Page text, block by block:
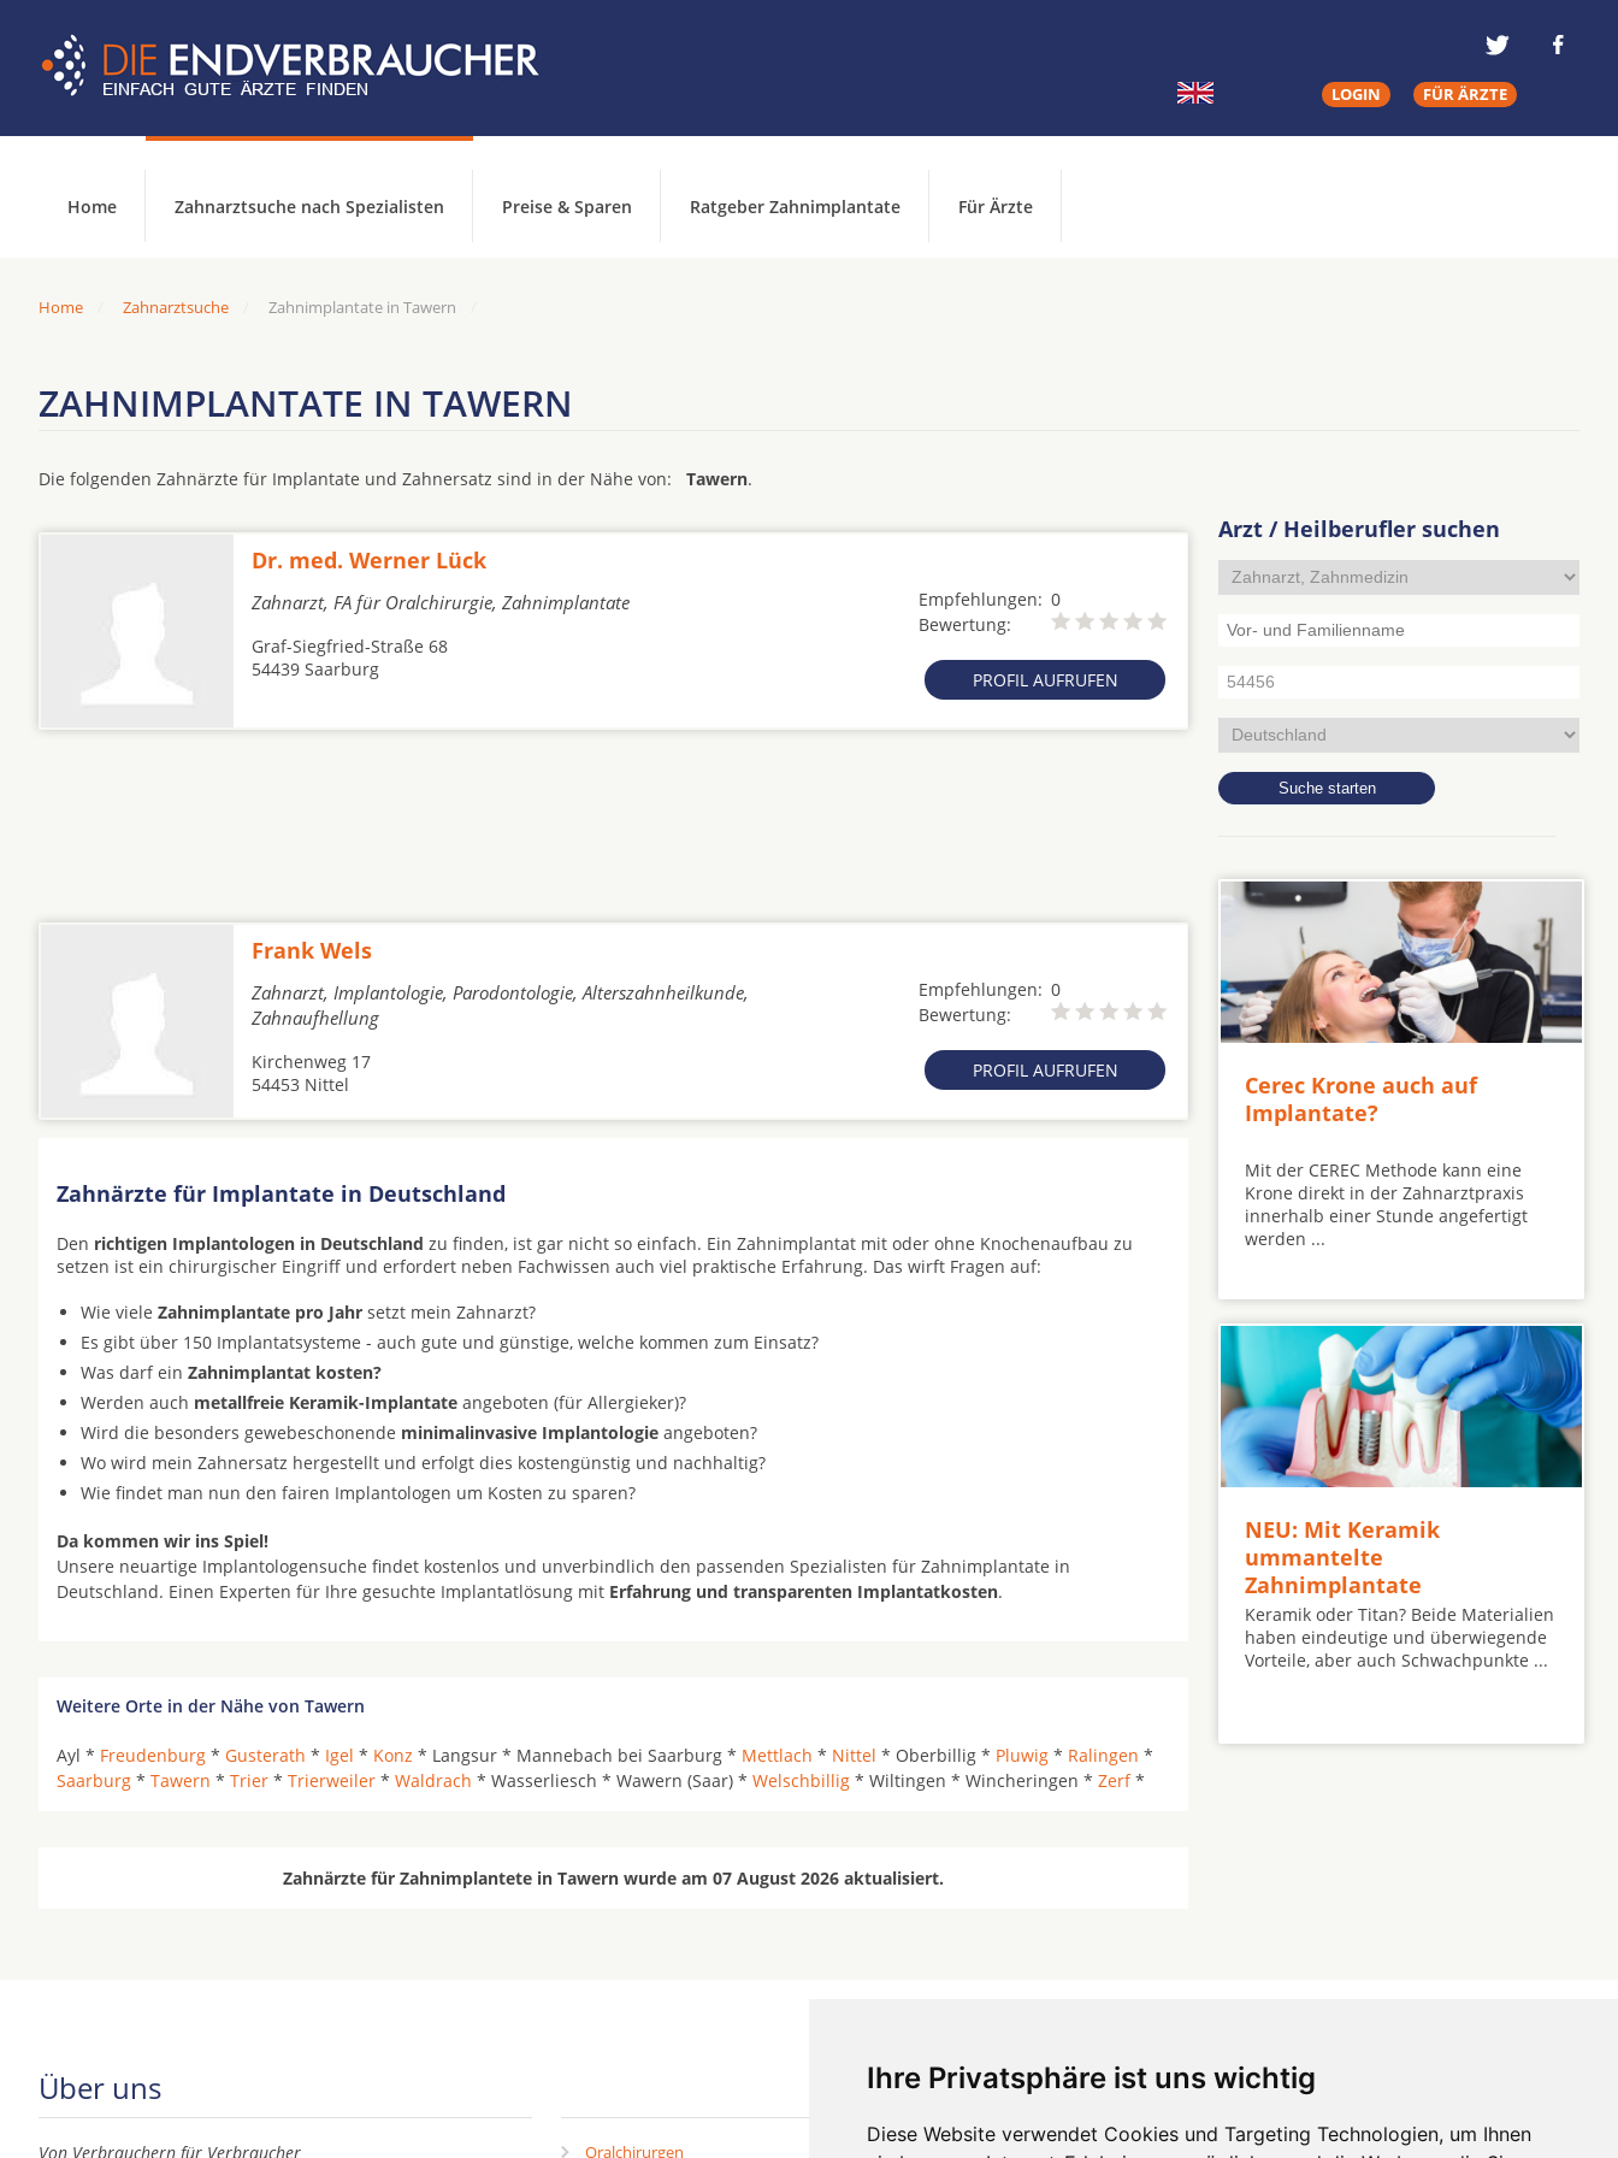
Ihre Privatsphäre ist uns wichtig
Diese Website verwendet Cookies und Targeting Technologien, um Ihnen
LOGIN FÜR ÄRZTE
Home Zahnarztsuche nach Spezialisten Preise & Sparen Ratgeber Zahnimplantate Für Ärzte
Home Zahnarztsuche Zahnimplantate in Tawern
ZAHNIMPLANTATE IN TAWERN
Die folgenden Zahnärzte für Implantate und Zahnersatz sind in der Nähe von: Tawern.
Dr. med. Werner Lück
Zahnarzt, FA für Oralchirurgie, Zahnimplantate Empfehlungen: 0
Bewertung:
PROFIL AUFRUFEN
Graf-Siegfried-Straße 68
54439 Saarburg
Frank Wels
Zahnarzt, Implantologie, Parodontologie, Alterszahnheilkunde,
Zahnaufhellung
Empfehlungen: 0
Bewertung:
PROFIL AUFRUFEN
Kirchenweg 17
54453 Nittel
Zahnärzte für Implantate in Deutschland
Den richtigen Implantologen in Deutschland zu finden, ist gar nicht so einfach. Ein Zahnimplantat mit oder ohne Knochenaufbau zu
setzen ist ein chirurgischer Eingriff und erfordert neben Fachwissen auch viel praktische Erfahrung. Das wirft Fragen auf:
Wie viele Zahnimplantate pro Jahr setzt mein Zahnarzt?
Es gibt über 150 Implantatsysteme - auch gute und günstige, welche kommen zum Einsatz?
Was darf ein Zahnimplantat kosten?
Werden auch metallfreie Keramik-Implantate angeboten (für Allergieker)?
Wird die besonders gewebeschonende minimalinvasive Implantologie angeboten?
Wo wird mein Zahnersatz hergestellt und erfolgt dies kostengünstig und nachhaltig?
Wie findet man nun den fairen Implantologen um Kosten zu sparen?
Da kommen wir ins Spiel!
Unsere neuartige Implantologensuche findet kostenlos und unverbindlich den passenden Spezialisten für Zahnimplantate in
Deutschland. Einen Experten für Ihre gesuchte Implantatlösung mit Erfahrung und transparenten Implantatkosten.
Weitere Orte in der Nähe von Tawern
Ayl * Freudenburg * Gusterath * Igel * Konz * Langsur * Mannebach bei Saarburg * Mettlach * Nittel * Oberbillig * Pluwig * Ralingen *
Saarburg * Tawern * Trier * Trierweiler * Waldrach * Wasserliesch * Wawern (Saar) * Welschbillig * Wiltingen * Wincheringen * Zerf*
Zahnärzte für Zahnimplantete in Tawern wurde am 07 August 2026 aktualisiert.
Arzt / Heilberufler suchen
Cerec Krone auch auf
Implantate?
Mit der CEREC Methode kann eine
Krone direkt in der Zahnarztpraxis
innerhalb einer Stunde angefertigt
werden ...
NEU: Mit Keramik
ummantelte
Zahnimplantate
Keramik oder Titan? Beide Materialien
haben eindeutige und überwiegende
Vorteile, aber auch Schwachpunkte ...
Über uns
Von Verbrauchern für Verbraucher
mehr ...
Oralchirurgen Zahnärzte in Städten Hörgeräte die-endverbraucher.com